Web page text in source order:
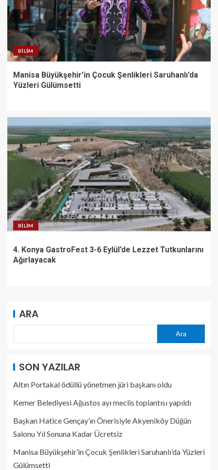
BILIM
Manisa Büyükşehir’in Çocuk Şenlikleri Saruhanlı’da
Yüzleri Gülümsetti
BILIM
4. Konya GastroFest 3-6 Eylül’de Lezzet Tutkunlarını
Ağırlayacak
ARA
Ara
SON YAZILAR
Altın Portakal ödüllü yönetmen jüri başkanı oldu
Kemer Belediyesi Ağustos ayı meclis toplantısı yapıldı
Başkan Hatice Gençay’ın Önerisiyle Akyeniköy Düğün
Salonu Yıl Sonuna Kadar Ücretsiz
Manisa Büyükşehir’in Çocuk Şenlikleri Saruhanlı’da Yüzleri
Gülümsetti